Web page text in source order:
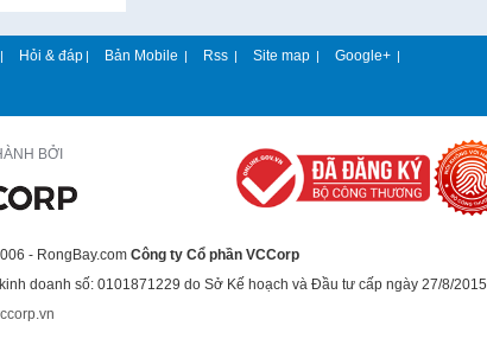
| Hỏi & đáp | Bản Mobile | Rss | Site map | Google+ |
BỞI
- RongBay.com Công ty Cổ phần VCCorp
doanh số: 0101871229 do Sở Kế hoạch và Đầu tư cấp ngày 27/8/2015